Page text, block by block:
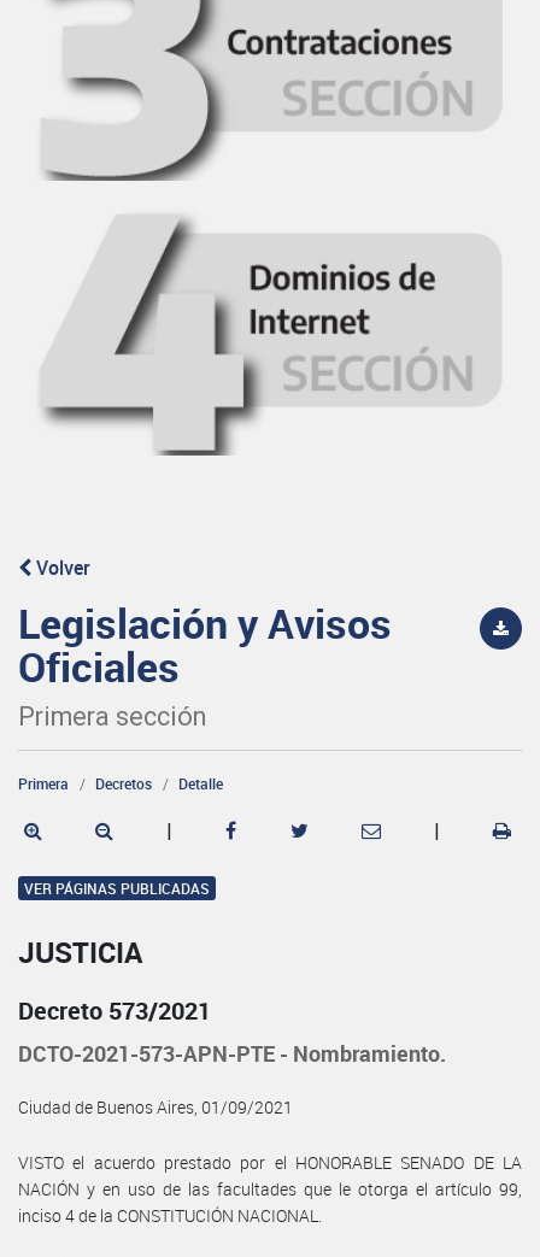
Volver
Legislación y Avisos
Oficiales
Primera sección
Primera Decretos Detalle
| |
VER PÁGINAS PUBLICADAS
JUSTICIA
Decreto 573/2021
DCTO-2021-573-APN-PTE - Nombramiento.
Ciudad de Buenos Aires, 01/09/2021
VISTO el acuerdo prestado por el HONORABLE SENADO DE LA
NACIÓN y en uso de las facultades que le otorga el artículo 99,
inciso 4 de la CONSTITUCIÓN NACIONAL.